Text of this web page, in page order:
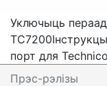
Уключыць
TC7200
порт для
Прэс-рэлізы